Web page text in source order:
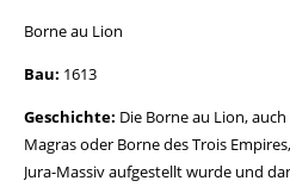
Borne au Lion
Bau: 1613
Geschichte: Die Borne au Lion,
Magras oder Borne des Trois
Jura-Massiv aufgestellt wurde und